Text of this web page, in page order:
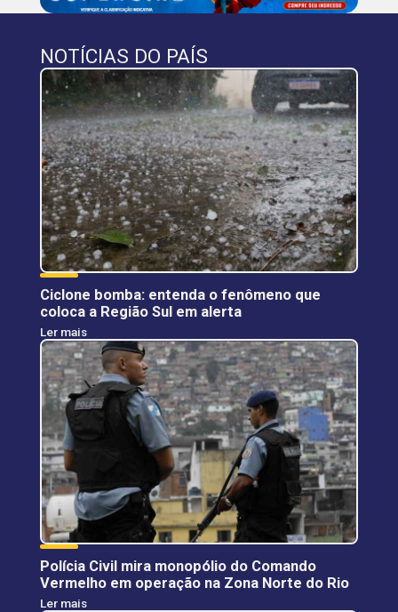
NOTÍCIAS DO PAÍS
Ciclone bomba: entenda o fenômeno que
coloca a Região Sul em alerta
Ler mais
Polícia Civil mira monopólio do Comando
Vermelho em operação na Zona Norte do Rio
Ler mais